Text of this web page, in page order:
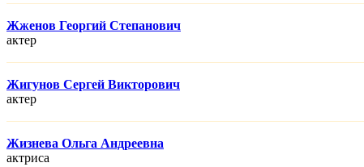
Жженов Георгий Степанович
актер
Жигунов Сергей Викторович
актер
Жизнева Ольга Андреевна
актриса